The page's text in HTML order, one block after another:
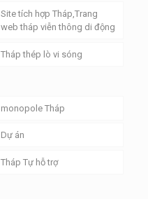
Site tích hợp Tháp,Trang
web tháp viễn thông di động
Tháp thép lò vi sóng
monopole Tháp
Dự án
Tháp Tự hỗ trợ